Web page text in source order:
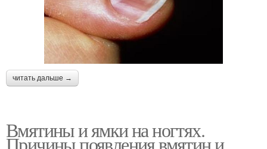
читать дальше →
Вмятины и ямки на ногтях.